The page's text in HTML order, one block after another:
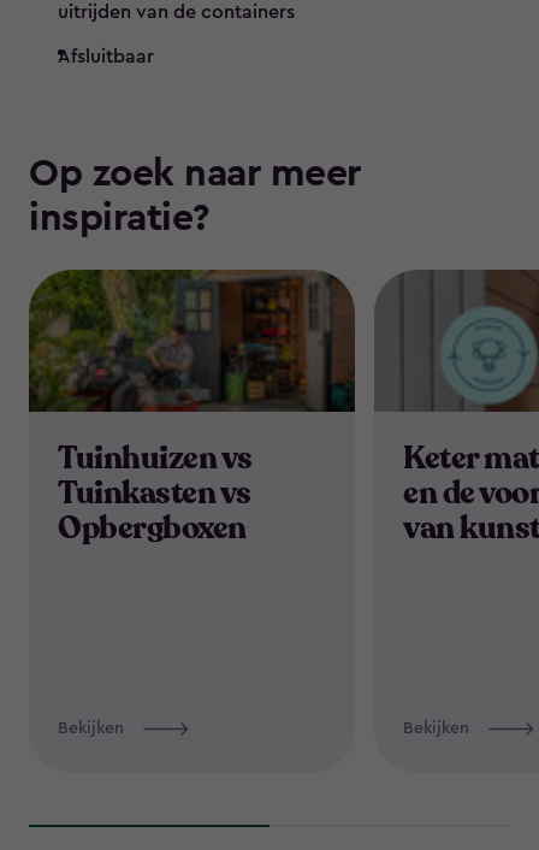
uitrijden van de containers
Afsluitbaar
Op zoek naar meer
inspiratie?
Tuinhuizen vs
Tuinkasten vs
Opbergboxen
Bekijken
Keter
en de
van
Bekijken